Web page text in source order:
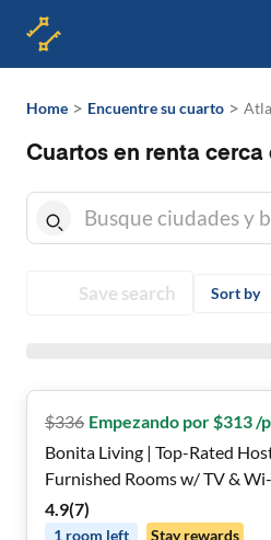
Home > Encuentre su cuarto >
Cuartos en renta cerca
Save search Sort by
$336 Empezando por $313 /
Bonita Living | Top-Rated
Furnished Rooms w/ TV &
Parking, Central Area with
Basement | Safe, Quiet, Move-
4.9(7)
1 room left Stay rewards